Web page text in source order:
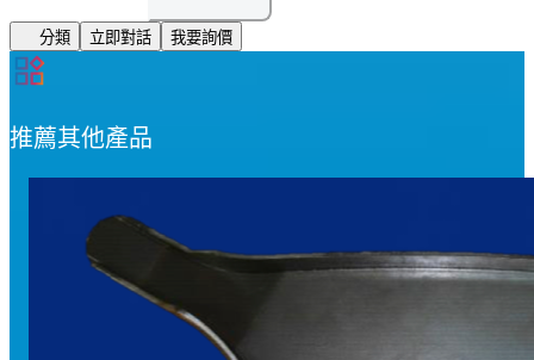
分類 立即對話 我要詢價
推薦其他產品